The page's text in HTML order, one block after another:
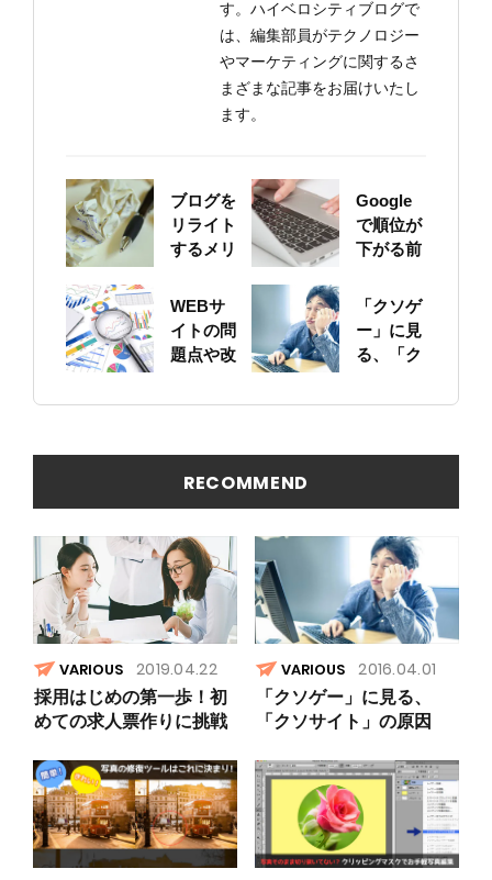
す。ハイベロシティブログで
は、編集部員がテクノロジー
やマーケティングに関するさ
まざまな記事をお届けいたし
ます。
ブログを
リライト
するメリ
いて
Google
で順位が
下がる前
のサイト
をちゃん
と確認し
WEBサ
イトの問
題点や改
トの概要
見つける
方法
「クソゲ
ー」に見
る、「ク
ト」の原
RECOMMEND
VARIOUS 2019.04.22
採用はじめの第一歩！初
めての求人票作りに挑戦
VARIOUS 2016.04.01
「クソゲー」に見る、
「クソサイト」の原因